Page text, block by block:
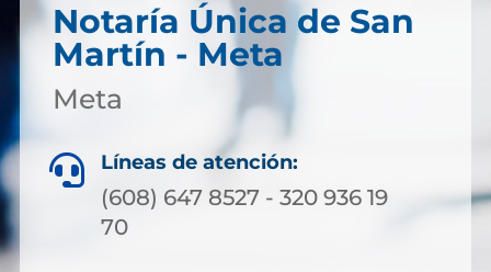
Notaría Única de San
Martín - Meta
Meta
 Líneas de atención:
(608) 647 8527 - 320 936 19
70